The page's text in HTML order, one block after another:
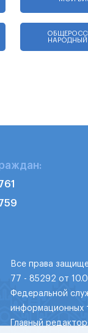
Все права
77 - 85292 от
Федеральной
информационных
Главный